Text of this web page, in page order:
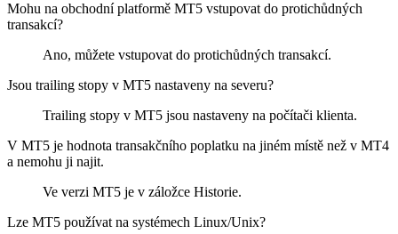
Mohu na obchodní platformě MT5 vstupovat do protichůdných
transakcí?
Ano, můžete vstupovat do protichůdných transakcí.
Jsou trailing stopy v MT5 nastaveny na severu?
Trailing stopy v MT5 jsou nastaveny na počítači klienta.
V MT5 je hodnota transakčního poplatku na jiném místě než v MT4
a nemohu ji najit.
Ve verzi MT5 je v záložce Historie.
Lze MT5 používat na systémech Linux/Unix?